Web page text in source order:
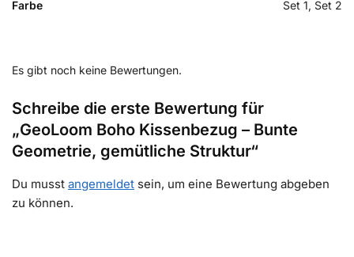
Farbe Set 1, Set 2
Es gibt noch keine Bewertungen.
Schreibe die erste Bewertung für
„GeoLoom Boho Kissenbezug – Bunte
Geometrie, gemütliche Struktur“
Du musst angemeldet sein, um eine Bewertung abgeben
zu können.